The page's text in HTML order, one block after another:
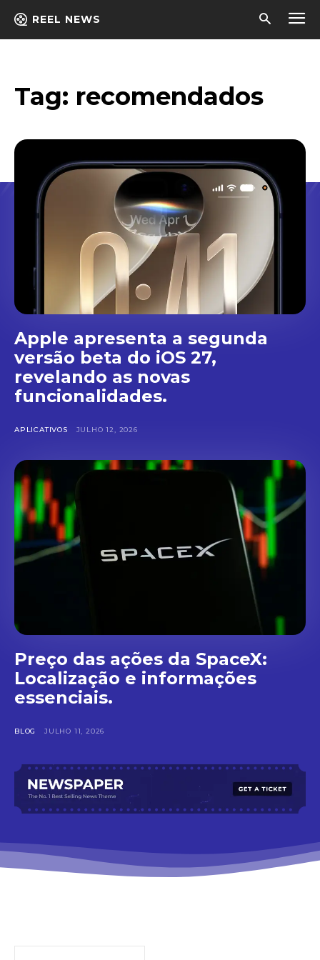
REEL NEWS
Tag: recomendados
Apple apresenta a segunda
versão beta do iOS 27,
revelando as novas
funcionalidades.
APLICATIVOS JULHO 12, 2026
Preço das ações da SpaceX:
Localização e informações
essenciais.
BLOG JULHO 11, 2026